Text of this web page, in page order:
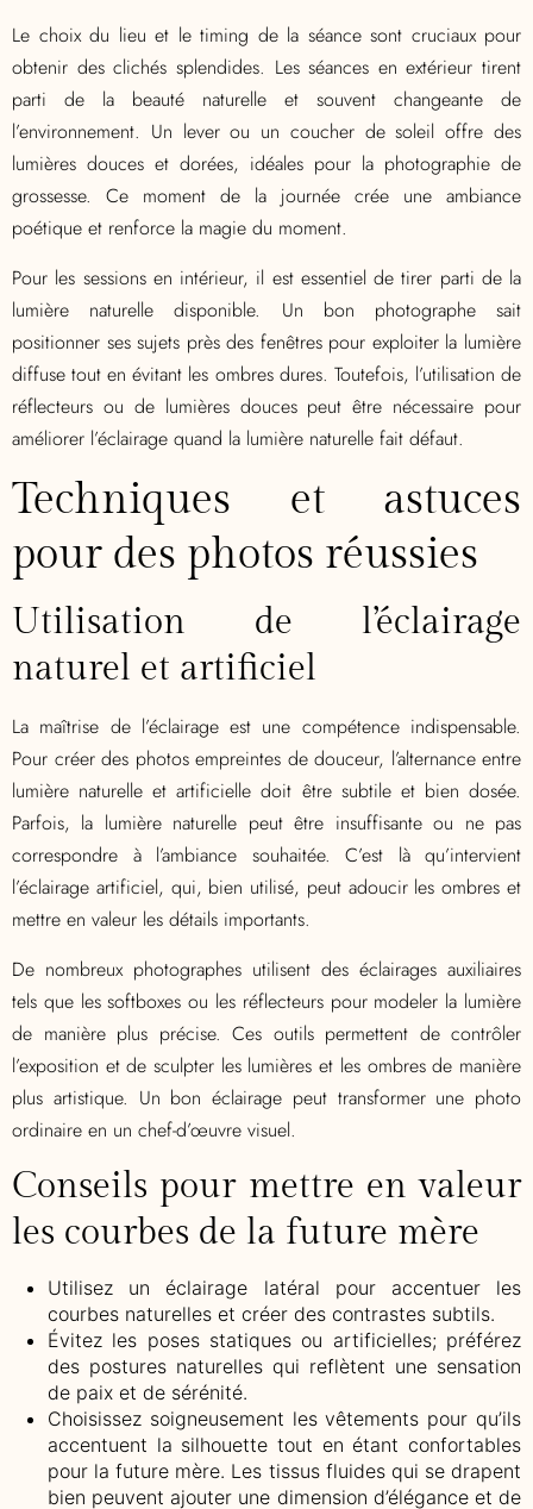
Le choix du lieu et le timing de la séance sont cruciaux pour
obtenir des clichés splendides. Les séances en extérieur tirent
parti de la beauté naturelle et souvent changeante de
l’environnement. Un lever ou un coucher de soleil offre des
lumières douces et dorées, idéales pour la photographie de
grossesse. Ce moment de la journée crée une ambiance
poétique et renforce la magie du moment.
Pour les sessions en intérieur, il est essentiel de tirer parti de la
lumière naturelle disponible. Un bon photographe sait
positionner ses sujets près des fenêtres pour exploiter la lumière
diffuse tout en évitant les ombres dures. Toutefois, l’utilisation de
réflecteurs ou de lumières douces peut être nécessaire pour
améliorer l’éclairage quand la lumière naturelle fait défaut.
Techniques et astuces
pour des photos réussies
Utilisation de l’éclairage
naturel et artificiel
La maîtrise de l’éclairage est une compétence indispensable.
Pour créer des photos empreintes de douceur, l’alternance entre
lumière naturelle et artificielle doit être subtile et bien dosée.
Parfois, la lumière naturelle peut être insuffisante ou ne pas
correspondre à l’ambiance souhaitée. C’est là qu’intervient
l’éclairage artificiel, qui, bien utilisé, peut adoucir les ombres et
mettre en valeur les détails importants.
De nombreux photographes utilisent des éclairages auxiliaires
tels que les softboxes ou les réflecteurs pour modeler la lumière
de manière plus précise. Ces outils permettent de contrôler
l’exposition et de sculpter les lumières et les ombres de manière
plus artistique. Un bon éclairage peut transformer une photo
ordinaire en un chef-d’œuvre visuel.
Conseils pour mettre en valeur
les courbes de la future mère
Utilisez un éclairage latéral pour accentuer les
courbes naturelles et créer des contrastes subtils.
Évitez les poses statiques ou artificielles; préférez
des postures naturelles qui reflètent une sensation
de paix et de sérénité.
Choisissez soigneusement les vêtements pour qu’ils
accentuent la silhouette tout en étant confortables
pour la future mère. Les tissus fluides qui se drapent
bien peuvent ajouter une dimension d’élégance et de